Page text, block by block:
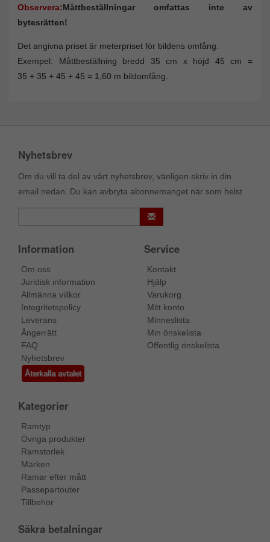
Observera:Måttbeställningar omfattas inte av
bytesrätten!
Det angivna priset är meterpriset för bildens omfång.
Exempel: Måttbeställning bredd 35 cm x höjd 45 cm =
35 + 35 + 45 + 45 = 1,60 m bildomfång.
Nyhetsbrev
Om du vill ta del av vårt nyhetsbrev, vänligen skriv in din
email nedan. Du kan avbryta abonnemanget när som helst.
Information
Om oss
Juridisk information
Allmänna villkor
Integritetspolicy
Leverans
Ångerrätt
FAQ
Nyhetsbrev
Återkalla avtalet
Service
Kontakt
Hjälp
Varukorg
Mitt konto
Minneslista
Min önskelista
Offentlig önskelista
Kategorier
Ramtyp
Övriga produkter
Ramstorlek
Märken
Ramar efter mått
Passepartouter
Tillbehör
Säkra betalningar